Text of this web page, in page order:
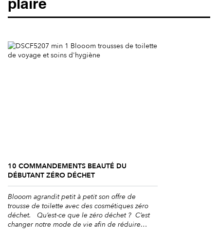
plaire
10 COMMANDEMENTS BEAUTÉ DU
DÉBUTANT ZÉRO DÉCHET
Blooom agrandit petit à petit son offre de
trousse de toilette avec des cosmétiques zéro
déchet. Qu’est-ce que le zéro déchet ? C’est
changer notre mode de vie afin de réduire